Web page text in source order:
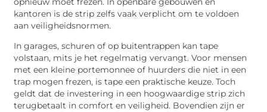
kantoren is de strip zelfs vaak verplicht om te voldoen
aan veiligheidsnormen.
In garages, schuren of op buitentrappen kan tape
volstaan, mits je het regelmatig vervangt. Voor mensen
met een kleine portemonnee of huurders die niet in een
trap mogen frezen, is tape een praktische keuze. Toch
geldt dat de investering in een hoogwaardige strip zich
terugbetaalt in comfort en veiligheid. Bovendien zijn er